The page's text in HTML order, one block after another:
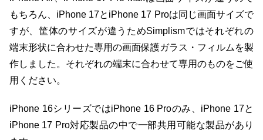
もちろん、iPhone 17とiPhone 17 Proは同じ画面サイズで
すが、筐体のサイズが違うためSimplismではそれぞれの
端末形状に合わせた専用の画面保護ガラス・フィルムを製
作しました。それぞれの端末に合わせて専用のものをご使
用ください。
iPhone 16シリーズではiPhone 16 Proのみ、iPhone 17と
iPhone 17 Pro対応製品の中で一部共用可能な製品があり